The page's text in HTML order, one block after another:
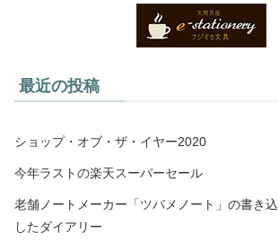
最近の投稿
ショップ・オブ・ザ・イヤー2020
今年ラストの楽天スーパーセール
老舗ノートメーカー「ツバメノート」の書き
したダイアリー